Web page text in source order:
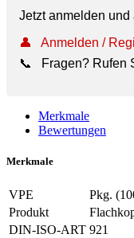
Jetzt anmelden
👤
Anmelden /
📞
Fragen? Rufen
Merkmale
Bewertungen
Merkmale
VPE
Pkg.
Produkt
DIN-ISO-ART 921